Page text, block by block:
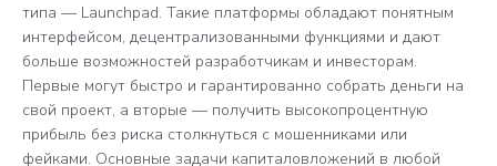
типа — Launchpad. Такие платформы обладают понятным
интерфейсом, децентрализованными функциями и дают
больше возможностей разработчикам и инвесторам.
Первые могут быстро и гарантированно собрать деньги на
свой проект, а вторые — получить высокопроцентную
прибыль без риска столкнуться с мошенниками или
фейками. Основные задачи капиталовложений в любой